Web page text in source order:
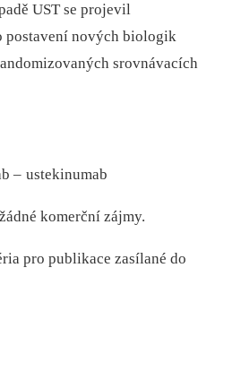
UST se projevil
postavení nových bio­logik
srovnávacích
– ustekinumab
komerční zájmy.
pro publikace zasílané do